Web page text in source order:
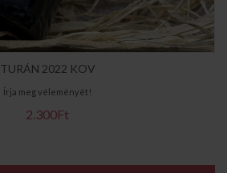
TURÁN 2022 KOV
Írja meg véleményét!
2.300Ft